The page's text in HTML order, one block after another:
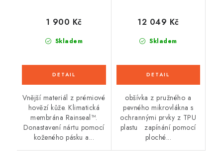
Skladem
1 900 Kč
Vnější materiál z prémiové
hovězí kůže. Klimatická
membrána Rainseal™.
Donastavení nártu pomocí
koženého pásku a...
Skladem
12 049 Kč
obšívka z pružného a
pevného mikrovlákna s
ochrannými prvky z TPU
plastu zapínání pomocí
ploché...